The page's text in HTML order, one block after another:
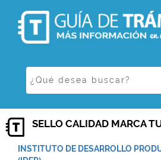
SELLO CALIDAD MARCA
INSTITUTO DE DESARROLLO